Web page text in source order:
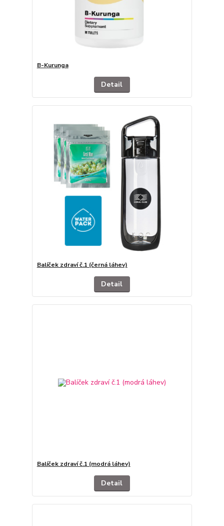
B-Kurunga
Detail
Balíček zdraví č.1 (černá láhev)
Detail
Balíček zdraví č.1 (modrá láhev)
Detail